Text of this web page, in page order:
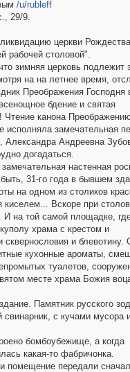
/u/rubleff
29/9.
церкви
рабочей столовой".
зимняя церковь подлежит
на на летнее время,
Преображения Господня
бдение и святая
Чтение канона
исполняла замечательная
Александра Андреевна
догадаться.
настенная
31-го года в бывшем
на одном из столиков
киселем... Вскоре при
И на той самой площадке,
храма с крестом и
и блевотину.
кухонные ароматы,
туалетов,
месте храма Божия
Памятник русского
с кучами мусора
бомбоубежище, а когда
какая-то фабричонка.
помещение передали